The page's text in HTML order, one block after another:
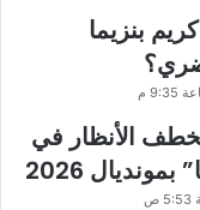
بنزيما
الأنظار في
2026